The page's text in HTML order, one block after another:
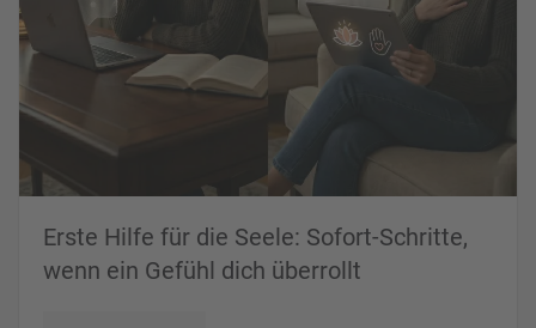
Erste Hilfe für die Seele: Sofort-Schritte,
wenn ein Gefühl dich überrollt